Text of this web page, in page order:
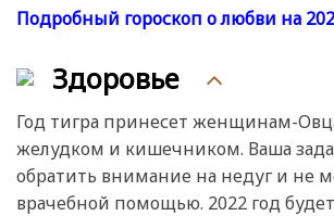
Подробный гороскоп о любви на
Здоровье
Год тигра принесет женщинам-
желудком и кишечником. Ваша
обратить внимание на недуг и не
врачебной помощью. 2022 год